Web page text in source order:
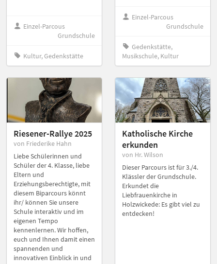
Einzel-Parcous
Grundschule
Kultur, Gedenkstätte
Einzel-Parcous
Grundschule
Gedenkstätte,
Musikschule, Kultur
Riesener-Rallye 2025
von Friederike Hahn
Liebe Schülerinnen und
Schüler der 4. Klasse, liebe
Eltern und
Erziehungsberechtigte, mit
diesem Biparcours könnt
ihr/ können Sie unsere
Schule interaktiv und im
eigenen Tempo
kennenlernen. Wir hoffen,
euch und Ihnen damit einen
spannenden und
innovativen Einblick in und
Katholische Kirche
erkunden
von Hr. Wilson
Dieser Parcours ist für 3./4.
Klässler der Grundschule.
Erkundet die
Liebfrauenkirche in
Holzwickede: Es gibt viel zu
entdecken!